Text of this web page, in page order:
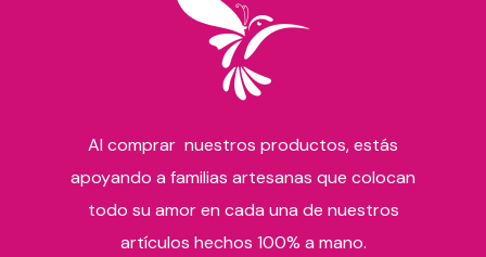
Al comprar nuestros productos, estás
apoyando a familias artesanas que colocan
todo su amor en cada una de nuestros
artículos hechos 100% a mano.